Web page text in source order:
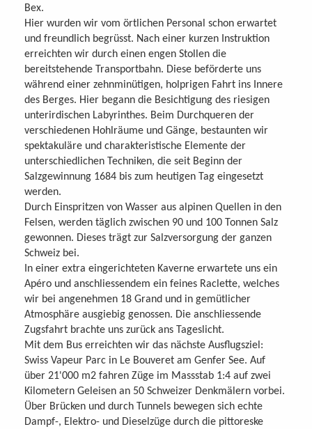
Bex.
Hier wurden wir vom örtlichen Personal schon erwartet
und freundlich begrüsst. Nach einer kurzen Instruktion
erreichten wir durch einen engen Stollen die
bereitstehende Transportbahn. Diese beförderte uns
während einer zehnminütigen, holprigen Fahrt ins Innere
des Berges. Hier begann die Besichtigung des riesigen
unterirdischen Labyrinthes. Beim Durchqueren der
verschiedenen Hohlräume und Gänge, bestaunten wir
spektakuläre und charakteristische Elemente der
unterschiedlichen Techniken, die seit Beginn der
Salzgewinnung 1684 bis zum heutigen Tag eingesetzt
werden.
Durch Einspritzen von Wasser aus alpinen Quellen in den
Felsen, werden täglich zwischen 90 und 100 Tonnen Salz
gewonnen. Dieses trägt zur Salzversorgung der ganzen
Schweiz bei.
In einer extra eingerichteten Kaverne erwartete uns ein
Apéro und anschliessendem ein feines Raclette, welches
wir bei angenehmen 18 Grand und in gemütlicher
Atmosphäre ausgiebig genossen. Die anschliessende
Zugsfahrt brachte uns zurück ans Tageslicht.
Mit dem Bus erreichten wir das nächste Ausflugsziel:
Swiss Vapeur Parc in Le Bouveret am Genfer See. Auf
über 21'000 m2 fahren Züge im Massstab 1:4 auf zwei
Kilometern Geleisen an 50 Schweizer Denkmälern vorbei.
Über Brücken und durch Tunnels bewegen sich echte
Dampf-, Elektro- und Dieselzüge durch die pittoreske